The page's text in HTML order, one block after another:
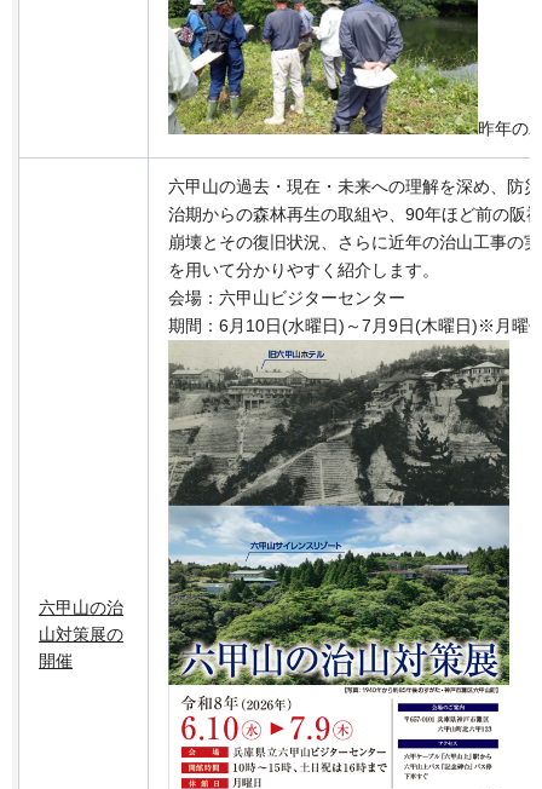
昨年の
六甲山の治
山対策展の
開催
六甲山の過去・現在・未来への理解を深め、防
治期からの森林再生の取組や、90年ほど前の阪
崩壊とその復旧状況、さらに近年の治山工事の
を用いて分かりやすく紹介します。
会場：六甲山ビジターセンター
期間：6月10日(水曜日)～7月9日(木曜日)※月曜